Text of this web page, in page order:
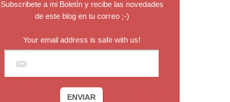
Subscribete a mi Boletín y recibe las novedades
de este blog en tu correo ;-)
Your email address is safe with us!